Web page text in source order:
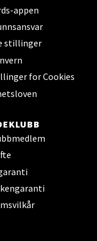
appen
stillinger
for Cookies
Velg